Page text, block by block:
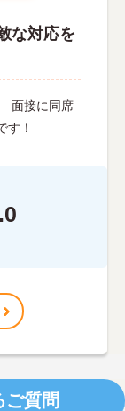
な対応を
面接に同席
す！
ご質問